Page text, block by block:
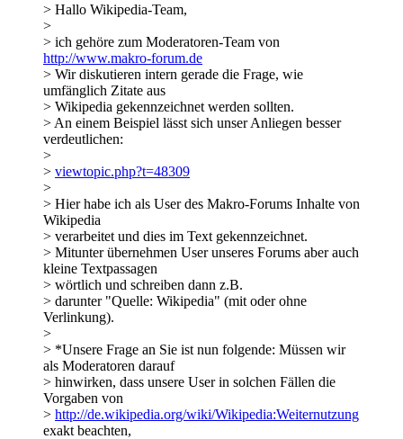
> Hallo Wikipedia-Team,
>
> ich gehöre zum Moderatoren-Team von
http://www.makro-forum.de
> Wir diskutieren intern gerade die Frage, wie
umfänglich Zitate aus
> Wikipedia gekennzeichnet werden sollten.
> An einem Beispiel lässt sich unser Anliegen besser
verdeutlichen:
>
> viewtopic.php?t=48309
>
> Hier habe ich als User des Makro-Forums Inhalte von
Wikipedia
> verarbeitet und dies im Text gekennzeichnet.
> Mitunter übernehmen User unseres Forums aber auch
kleine Textpassagen
> wörtlich und schreiben dann z.B.
> darunter "Quelle: Wikipedia" (mit oder ohne
Verlinkung).
>
> *Unsere Frage an Sie ist nun folgende: Müssen wir
als Moderatoren darauf
> hinwirken, dass unsere User in solchen Fällen die
Vorgaben von
> http://de.wikipedia.org/wiki/Wikipedia:Weiternutzung
exakt beachten,